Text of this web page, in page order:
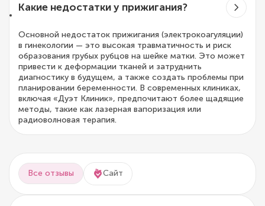
Какие недостатки у прижигания?
Основной недостаток прижигания (электрокоагуляции)
в гинекологии — это высокая травматичность и риск
образования грубых рубцов на шейке матки. Это может
привести к деформации тканей и затруднить
диагностику в будущем, а также создать проблемы при
планировании беременности. В современных клиниках,
включая «Дуэт Клиник», предпочитают более щадящие
методы, такие как лазерная вапоризация или
радиоволновая терапия.
Все отзывы Сайт